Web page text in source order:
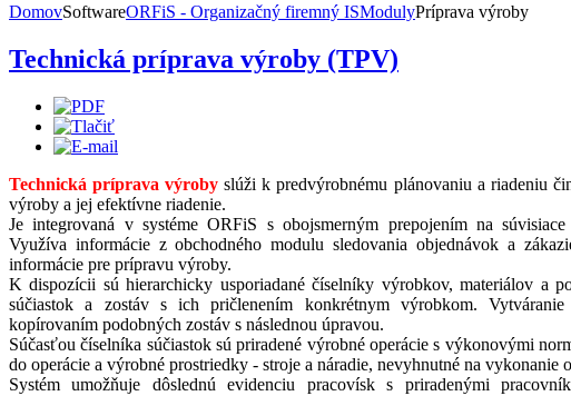
DomovSoftwareORFiS - Organizačný firemný ISModulyPríprava výroby
Technická príprava výroby (TPV)
Technická príprava výroby slúži k predvýrobnému plánovaniu a riadeniu
výroby a jej efektívne riadenie.
Je integrovaná v systéme ORFiS s obojsmerným prepojením na súvisiace
Využíva informácie z obchodného modulu sledovania objednávok a
informácie pre prípravu výroby.
K dispozícii sú hierarchicky usporiadané číselníky výrobkov, materiálov a
súčiastok a zostáv s ich pričlenením konkrétnym výrobkom.
kopírovaním podobných zostáv s následnou úpravou.
Súčasťou číselníka súčiastok sú priradené výrobné operácie s výkonovými
do operácie a výrobné prostriedky - stroje a náradie, nevyhnutné na vykonanie
Systém umožňuje dôslednú evidenciu pracovísk s priradenými